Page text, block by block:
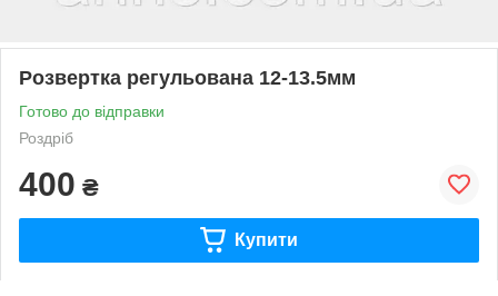
Розвертка регульована 12-13.5мм
Готово до відправки
Роздріб
400 ₴
Купити